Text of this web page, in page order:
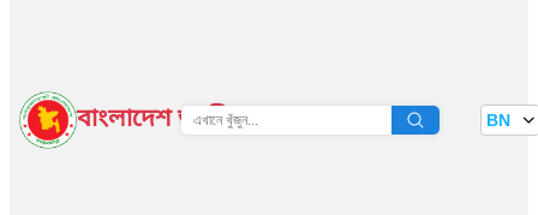
বাংলাদেশ জাতীয় তথ্য বাতায়ন BN